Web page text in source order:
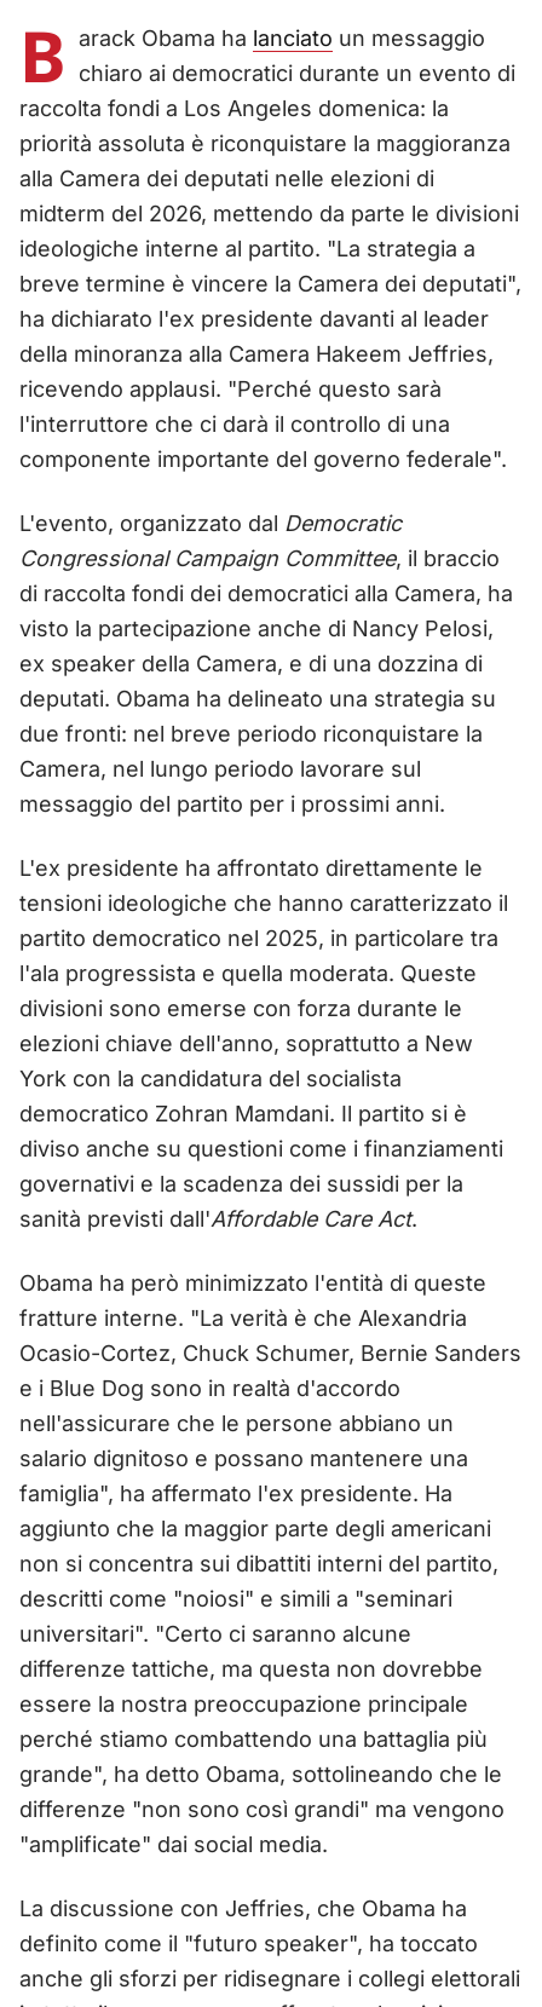
B arack Obama ha lanciato un messaggio
chiaro ai democratici durante un evento di
raccolta fondi a Los Angeles domenica: la
priorità assoluta è riconquistare la maggioranza
alla Camera dei deputati nelle elezioni di
midterm del 2026, mettendo da parte le divisioni
ideologiche interne al partito. "La strategia a
breve termine è vincere la Camera dei deputati",
ha dichiarato l'ex presidente davanti al leader
della minoranza alla Camera Hakeem Jeffries,
ricevendo applausi. "Perché questo sarà
l'interruttore che ci darà il controllo di una
componente importante del governo federale".
L'evento, organizzato dal Democratic
Congressional Campaign Committee, il braccio
di raccolta fondi dei democratici alla Camera, ha
visto la partecipazione anche di Nancy Pelosi,
ex speaker della Camera, e di una dozzina di
deputati. Obama ha delineato una strategia su
due fronti: nel breve periodo riconquistare la
Camera, nel lungo periodo lavorare sul
messaggio del partito per i prossimi anni.
L'ex presidente ha affrontato direttamente le
tensioni ideologiche che hanno caratterizzato il
partito democratico nel 2025, in particolare tra
l'ala progressista e quella moderata. Queste
divisioni sono emerse con forza durante le
elezioni chiave dell'anno, soprattutto a New
York con la candidatura del socialista
democratico Zohran Mamdani. Il partito si è
diviso anche su questioni come i finanziamenti
governativi e la scadenza dei sussidi per la
sanità previsti dall'Affordable Care Act.
Obama ha però minimizzato l'entità di queste
fratture interne. "La verità è che Alexandria
Ocasio-Cortez, Chuck Schumer, Bernie Sanders
e i Blue Dog sono in realtà d'accordo
nell'assicurare che le persone abbiano un
salario dignitoso e possano mantenere una
famiglia", ha affermato l'ex presidente. Ha
aggiunto che la maggior parte degli americani
non si concentra sui dibattiti interni del partito,
descritti come "noiosi" e simili a "seminari
universitari". "Certo ci saranno alcune
differenze tattiche, ma questa non dovrebbe
essere la nostra preoccupazione principale
perché stiamo combattendo una battaglia più
grande", ha detto Obama, sottolineando che le
differenze "non sono così grandi" ma vengono
"amplificate" dai social media.
La discussione con Jeffries, che Obama ha
definito come il "futuro speaker", ha toccato
anche gli sforzi per ridisegnare i collegi elettorali